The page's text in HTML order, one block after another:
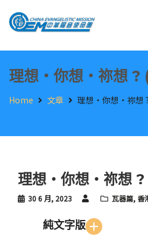
理想‧你想‧祢想 ?
Home 文章 理想‧你想‧祢想
理想‧你想‧祢想
30 6 月, 2023 瓦器篇, 香
純文字版